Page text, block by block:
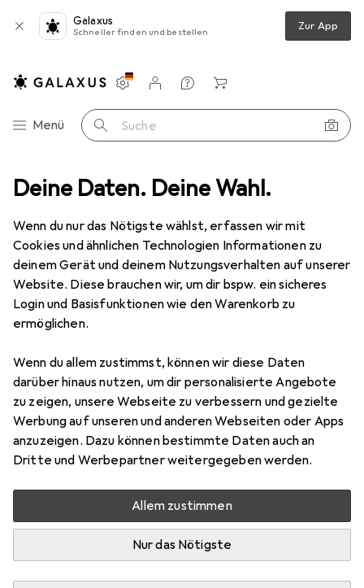
Deine Daten. Deine Wahl.
Wenn du nur das Nötigste wählst, erfassen wir mit
Cookies und ähnlichen Technologien Informationen zu
deinem Gerät und deinem Nutzungsverhalten auf unserer
Website. Diese brauchen wir, um dir bspw. ein sicheres
Login und Basisfunktionen wie den Warenkorb zu
ermöglichen.
Wenn du allem zustimmst, können wir diese Daten
darüber hinaus nutzen, um dir personalisierte Angebote
zu zeigen, unsere Webseite zu verbessern und gezielte
Werbung auf unseren und anderen Webseiten oder Apps
anzuzeigen. Dazu können bestimmte Daten auch an
Dritte und Werbepartner weitergegeben werden.
Allem zustimmen
Nur das Nötigste
Galaxus
Schneller finden und bestellen Zur App
Navigation nach Kategorien
Menü Suche
Einstellungen
Kundenkonto
Vergleichslisten
Merklisten
Warenkorb
Smartphone Schutzfolie Dipos Displayschutzfolie Antireflex
6 Bilder
DiposDisplayschutzfolie Antireflex
Preis in EUR inkl. MwSt.
EUR
3,99
Bewertungen Marke
Mehr von Dipos
Mi, 12.8. geliefert
Mehr als 10 Stück an Lager beim Drittanbieter
Lieferort angeben für genaue Lieferzeit